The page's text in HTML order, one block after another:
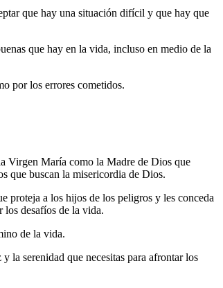
que hay una situación difícil y que hay que
que hay en la vida, incluso en medio de la
por los errores cometidos.
Virgen María como la Madre de Dios que
que buscan la misericordia de Dios.
proteja a los hijos de los peligros y les conceda
los desafíos de la vida.
de la vida.
la serenidad que necesitas para afrontar los